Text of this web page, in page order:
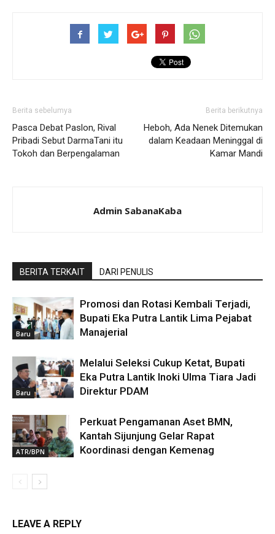
Berita sebelumya
Pasca Debat Paslon, Rival
Pribadi Sebut DarmaTani itu
Tokoh dan Berpengalaman
Berita berikutnya
Heboh, Ada Nenek Ditemukan
dalam Keadaan Meninggal di
Kamar Mandi
Admin SabanaKaba
BERITA TERKAIT DARI PENULIS
Baru
Promosi dan Rotasi Kembali Terjadi,
Bupati Eka Putra Lantik Lima Pejabat
Manajerial
Baru
Melalui Seleksi Cukup Ketat, Bupati
Eka Putra Lantik Inoki Ulma Tiara Jadi
Direktur PDAM
ATR/BPN
Perkuat Pengamanan Aset BMN,
Kantah Sijunjung Gelar Rapat
Koordinasi dengan Kemenag
LEAVE A REPLY